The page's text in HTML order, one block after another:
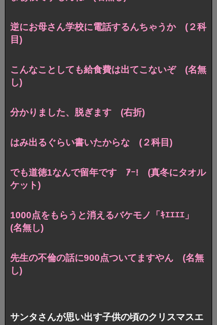
逆にお母さん学校に電話するんちゃうか (２科
目)
こんなことしても給食費は出てこないぞ (名無
し)
分かりました、脱ぎます (右折)
はみ出るぐらい書いたからな (２科目)
でも道徳1なんで留年です ｱｰ! (真冬にタオル
ケット)
1000点をもらうと消えるバケモノ「ｷｴｴｴｴ」
(名無し)
先生の不倫の話に900点ついてますやん (名無
し)
サンタさんが思い出す子供の頃のクリスマスエ